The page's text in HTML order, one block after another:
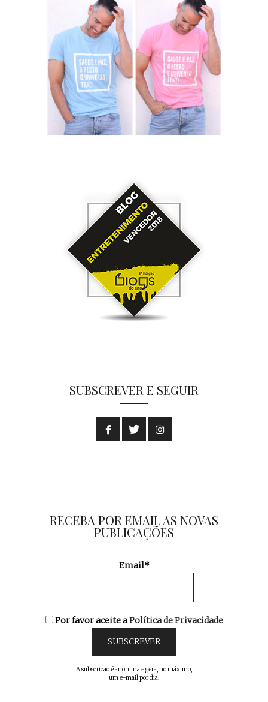
SUBSCREVER E SEGUIR
RECEBA POR EMAIL AS NOVAS
PUBLICAÇÕES
Email*
Por favor aceite aPolítica de Privacidade
A subscrição é anónima e gera, no máximo,
um e-mail por dia.